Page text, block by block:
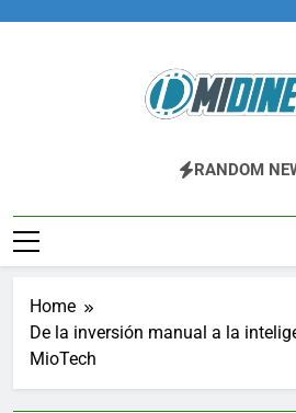
Fintech,
RANDOM
Home
De la inversión manual a la
MioTech